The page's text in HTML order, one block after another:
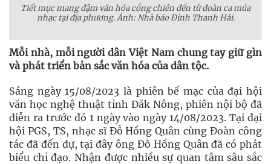
Tiết mục mang đậm văn hóa cồng chiên đến từ đoàn ca múa
nhạc tại địa phương. Ảnh: Nhà báo Đinh Thanh Hải.
Mỗi nhà, mỗi người dân Việt Nam chung tay giữ gìn
và phát triển bản sắc văn hóa của dân tộc.
Sáng ngày 15/08/2023 là phiên bế mạc của đại hội
văn học nghệ thuật tỉnh Đăk Nông, phiên nội bộ đã
diễn ra trước đó 1 ngày vào ngày 14/08/2023. Tại đại
hội PGS, TS, nhạc sĩ Đỗ Hồng Quân cùng Đoàn công
tác đã đến dự, tại đây ông Đỗ Hồng Quân đã có phát
biểu chỉ đạo. Nhận được nhiều sự quan tâm sâu sắc